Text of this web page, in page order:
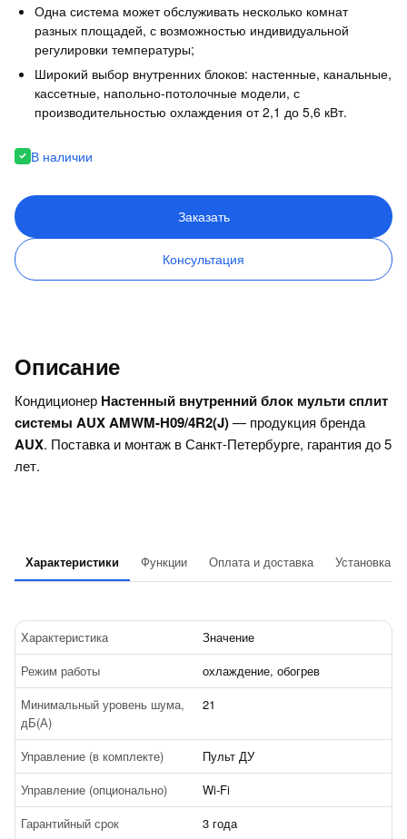
Одна система может обслуживать несколько комнат
разных площадей, с возможностью индивидуальной
регулировки температуры;
Широкий выбор внутренних блоков: настенные, канальные,
кассетные, напольно-потолочные модели, с
производительностью охлаждения от 2,1 до 5,6 кВт.
В наличии
Заказать
Консультация
Описание
Кондиционер Настенный внутренний блок мульти сплит
системы AUX AMWM-H09/4R2(J)— продукция бренда
AUX. Поставка и монтаж в Санкт-Петербурге, гарантия до 5
лет.
Характеристики Функции Оплата и доставка Установка
Характеристика
Значение
Режим работы
охлаждение, обогрев
Минимальный уровень шума,
дБ(А)
21
Управление (в комплекте)
Пульт ДУ
Управление (опционально)
Wi-Fi
Гарантийный срок
3 года